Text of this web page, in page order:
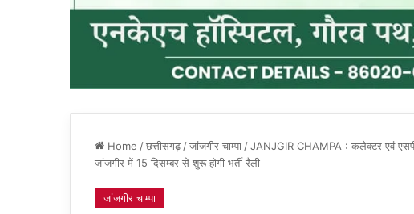
Home /छत्तीसगढ़ /जांजगीर चाम्पा /JANJGIR CHAMPA : कलेक्टर एवं एसपी
जांजगीर में 15 दिसम्बर से शुरू होगी भर्ती रैली
जांजगीर चाम्पा